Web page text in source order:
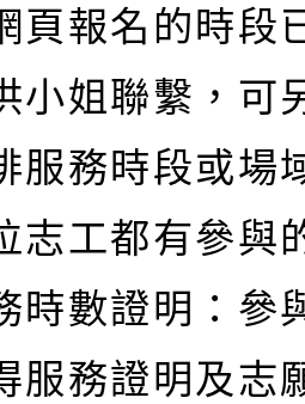
頁報名的時段
小姐聯繫，可
服務時段或場
志工都有參與
時數證明：參
服務證明及志